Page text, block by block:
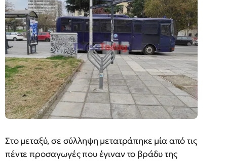
Στο μεταξύ, σε σύλληψη μετατράπηκε μία από τις
πέντε προσαγωγές που έγιναν το βράδυ της